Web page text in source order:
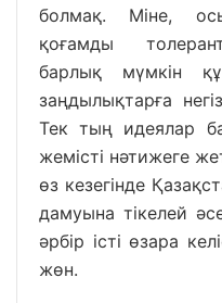
болмақ. Міне,
қоғамды
барлық мүмкін
заңдылықтарға
Тек тың идеялар
жемісті нәтижеге
өз кезегінде
дамуына тікелей
әрбір істі өзара
жөн.